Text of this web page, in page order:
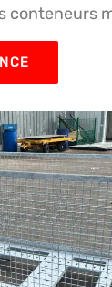
conteneurs